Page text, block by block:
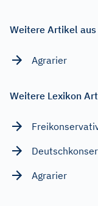
Weitere Artikel
Agrarier
Weitere Lexikon
Agrarier